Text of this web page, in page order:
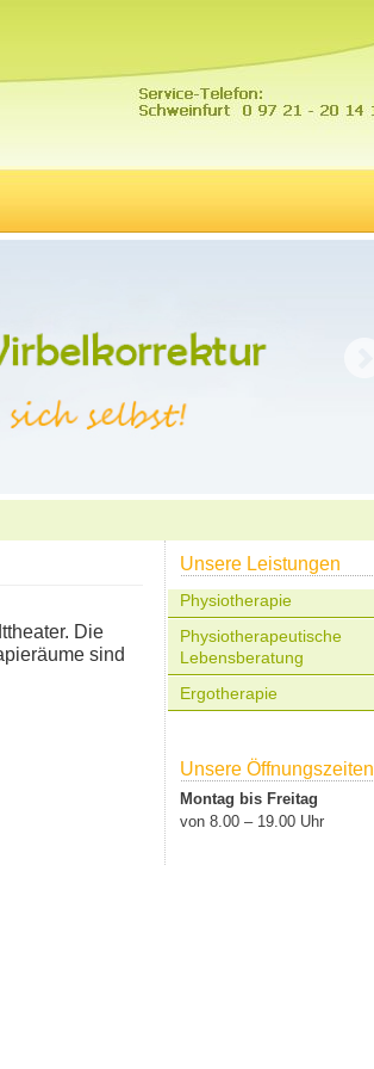
Unsere Leistungen
Physiotherapie
Physiotherapeutische
Lebensberatung
Ergotherapie
Unsere Öffnungszeiten
Montag bis Freitag
von 8.00 – 19.00 Uhr
Die
sind